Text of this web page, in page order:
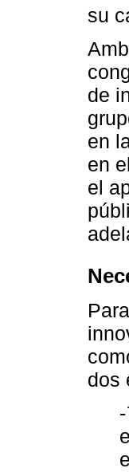
su
de
en
en
el
dos
-